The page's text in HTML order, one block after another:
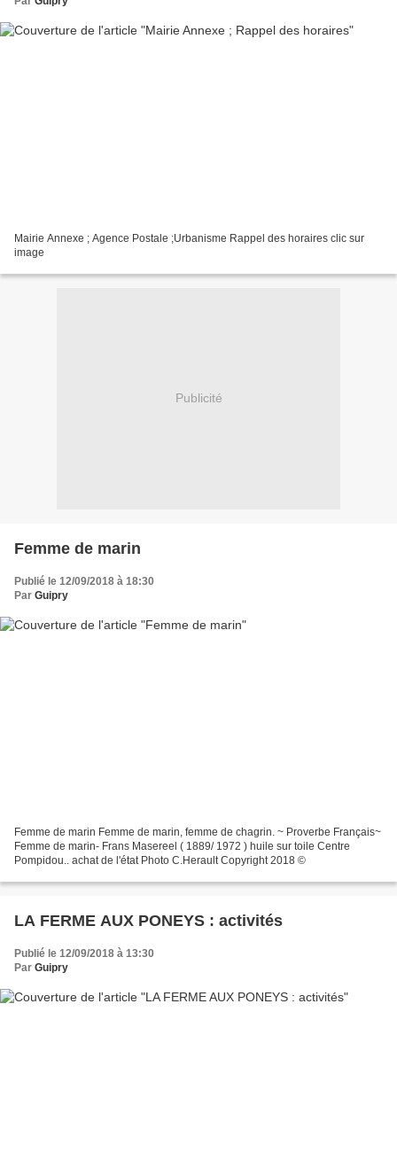
Mairie Annexe ; Agence Postale ;Urbanisme Rappel des horaires clic sur
image
Publicité
Femme de marin
Publié le 12/09/2018 à 18:30
Par Guipry
Femme de marin Femme de marin, femme de chagrin. ~ Proverbe Français~
Femme de marin- Frans Masereel ( 1889/ 1972 ) huile sur toile Centre
Pompidou.. achat de l'état Photo C.Herault Copyright 2018 ©
LA FERME AUX PONEYS : activités
Publié le 12/09/2018 à 13:30
Par Guipry